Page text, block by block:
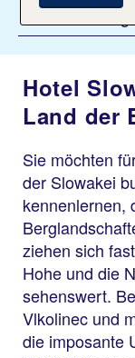
Filter hinzufügen
Hotel
Land der
Sie möchten
der Slowakei
kennenlernen,
ziehen sich
Hohe und die
sehenswert.
Vlkolinec und
die imposante